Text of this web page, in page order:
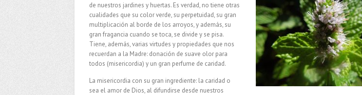
de nuestros jardines y huertas. Es verdad, no tiene otras
cualidades que su color verde, su perpetuidad, su gran
multiplicación al borde de los arroyos, y además, su
gran fragancia cuando se toca, se divide y se pisa.
Tiene, además, varias virtudes y propiedades que nos
recuerdan a la Madre: donación de suave olor para
todos (misericordia) y un gran perfume de caridad.
La misericordia con su gran ingrediente: la caridad o
sea el amor de Dios, al difundirse desde nuestros